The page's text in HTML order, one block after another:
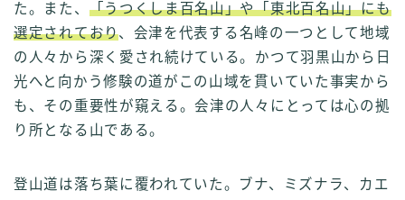
た。また、 「うつくしま百名山」や「東北百名山」にも
選定されており、会津を代表する名峰の一つとして地域
の人々から深く愛され続けている。かつて羽黒山から日
光へと向かう修験の道がこの山域を貫いていた事実から
も、その重要性が窺える。会津の人々にとっては心の拠
り所となる山である。
登山道は落ち葉に覆われていた。ブナ、ミズナラ、カエ